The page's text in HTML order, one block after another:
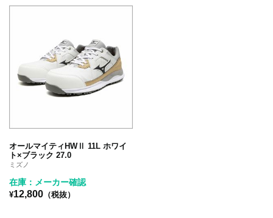
オールマイティHWⅡ 11L ホワイ
ト×ブラック 27.0
ミズノ
在庫：メーカー確認
¥12,800 （税抜）